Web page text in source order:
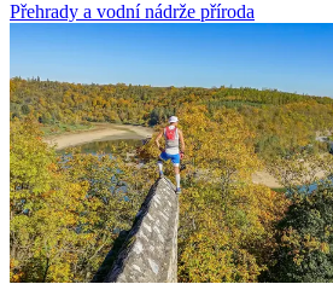
Přehrady a vodní nádrže příroda